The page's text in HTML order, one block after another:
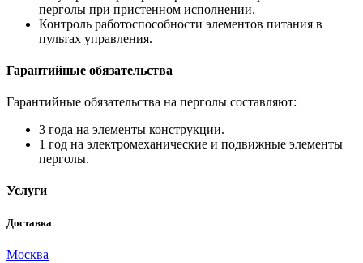
перголы при пристенном исполнении.
Контроль работоспособности элементов питания в
пультах управления.
Гарантийные обязательства
Гарантийные обязательства на перголы составляют:
3 года на элементы конструкции.
1 год на электромеханические и подвижные элементы
перголы.
Услуги
Доставка
Москва